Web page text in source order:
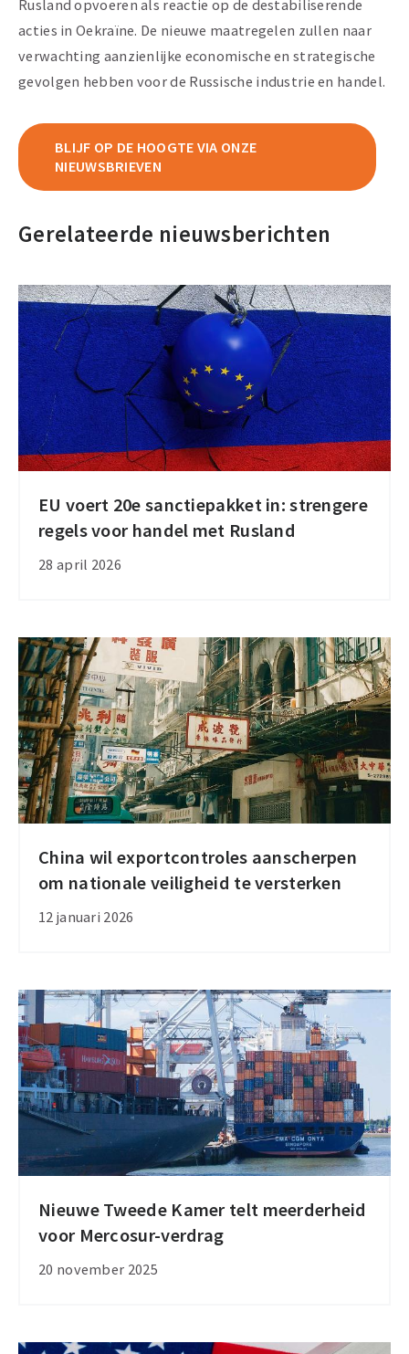
Rusland opvoeren als reactie op de destabiliserende
acties in Oekraïne. De nieuwe maatregelen zullen naar
verwachting aanzienlijke economische en strategische
gevolgen hebben voor de Russische industrie en handel.
BLIJF OP DE HOOGTE VIA ONZE
NIEUWSBRIEVEN
Gerelateerde nieuwsberichten
EU voert 20e sanctiepakket in: strengere
regels voor handel met Rusland
28 april 2026
EU
voert
20e
strengere
regels
voor
handel
met
Rusland
China wil exportcontroles aanscherpen
om nationale veiligheid te versterken
12 januari 2026
China
wil
exportcontroles
nationale
veiligheid
te
versterken
Nieuwe Tweede Kamer telt meerderheid
voor Mercosur-verdrag
20 november 2025
Nieuwe
Tweede
Kamer
voor